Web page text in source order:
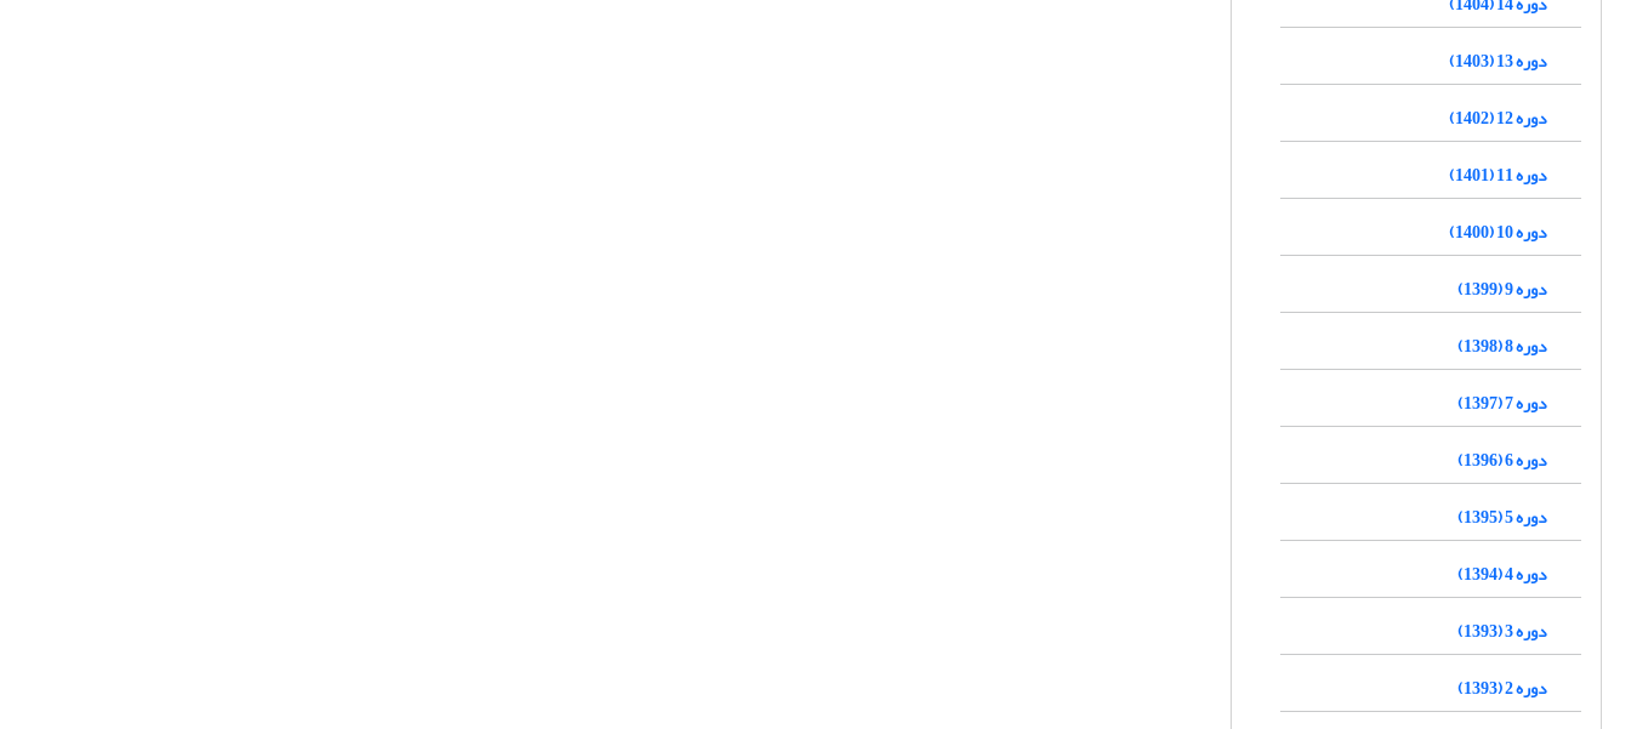
دوره 13 (1403)
دوره 12 (1402)
دوره 11 (1401)
دوره 10 (1400)
دوره 9 (1399)
دوره 8 (1398)
دوره 7 (1397)
دوره 6 (1396)
دوره 5 (1395)
دوره 4 (1394)
دوره 3 (1393)
دوره 2 (1393)